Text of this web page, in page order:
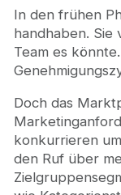
In den frühen
handhaben.
Team es
Doch das
konkurrieren
den Ruf über